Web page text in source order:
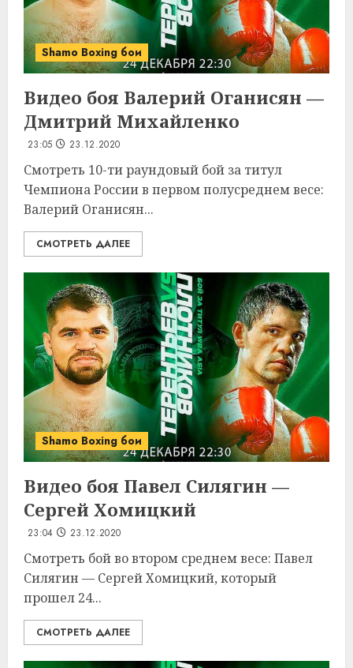
Shamo Boxing бои
Видео боя Валерий Оганисян —
Дмитрий Михайленко
23:05 23.12.2020
Смотреть 10-ти раундовый бой за титул
Чемпиона России в первом полусреднем весе:
Валерий Оганисян...
СМОТРЕТЬ ДАЛЕЕ
Shamo Boxing бои
Видео боя Павел Силягин —
Сергей Хомицкий
23:04 23.12.2020
Смотреть бой во втором среднем весе: Павел
Силягин — Сергей Хомицкий, который
прошел 24...
СМОТРЕТЬ ДАЛЕЕ